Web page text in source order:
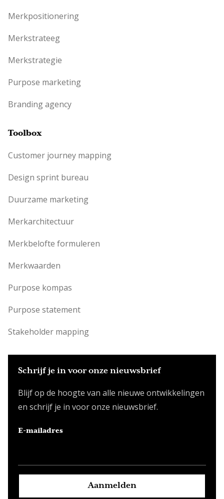
Merkpositionering
Merkstrateeg
Merkstrategie
Purpose marketing
Branding agency
Toolbox
Customer journey mapping
Design sprint bureau
Duurzame marketing
Merkarchitectuur
Merkbelofte formuleren
Merkwaarden
Purpose kompas
Purpose statement
Stakeholder mapping
Schrijf je in voor onze nieuwsbrief
Blijf op de hoogte van alle nieuwe ontwikkelingen
en schrijf je in voor onze nieuwsbrief.
E-mailadres
Aanmelden